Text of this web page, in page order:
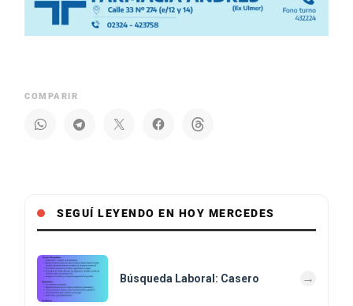
COMPARIR
SEGUÍ LEYENDO EN HOY MERCEDES
Búsqueda Laboral: Casero